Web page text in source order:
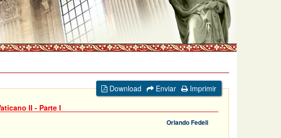
Download Enviar
Imprimir
II - Parte I
Orlando Fedeli